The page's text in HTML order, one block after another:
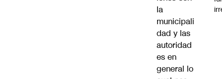
la
municipali
dad y las
autoridad
es en
general lo